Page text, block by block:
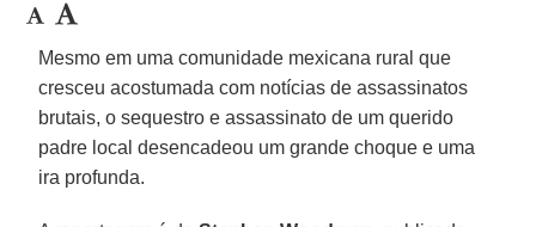
Mesmo em uma comunidade mexicana rural que
cresceu acostumada com notícias de assassinatos
brutais, o sequestro e assassinato de um querido
padre local desencadeou um grande choque e uma
ira profunda.